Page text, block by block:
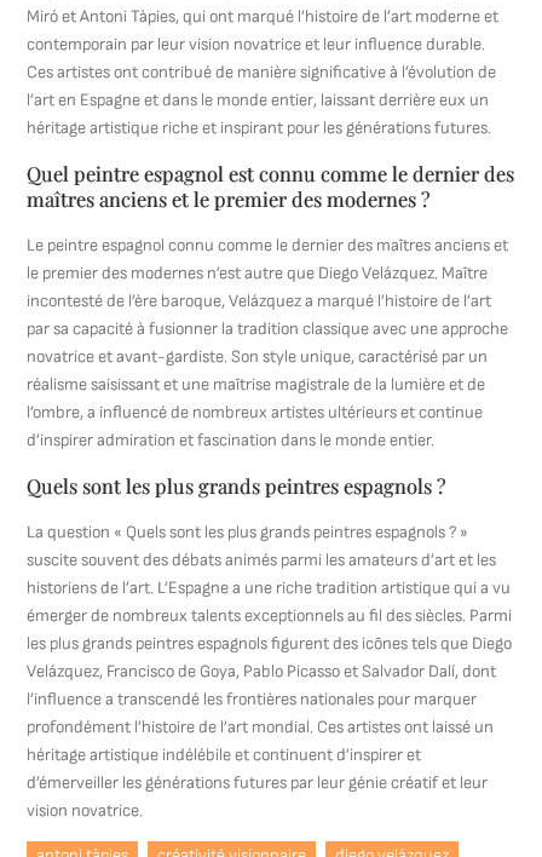
Miró et Antoni Tàpies, qui ont marqué l’histoire de l’art moderne et
contemporain par leur vision novatrice et leur influence durable.
Ces artistes ont contribué de manière significative à l’évolution de
l’art en Espagne et dans le monde entier, laissant derrière eux un
héritage artistique riche et inspirant pour les générations futures.
Quel peintre espagnol est connu comme le dernier des
maîtres anciens et le premier des modernes ?
Le peintre espagnol connu comme le dernier des maîtres anciens et
le premier des modernes n’est autre que Diego Velázquez. Maître
incontesté de l’ère baroque, Velázquez a marqué l’histoire de l’art
par sa capacité à fusionner la tradition classique avec une approche
novatrice et avant-gardiste. Son style unique, caractérisé par un
réalisme saisissant et une maîtrise magistrale de la lumière et de
l’ombre, a influencé de nombreux artistes ultérieurs et continue
d’inspirer admiration et fascination dans le monde entier.
Quels sont les plus grands peintres espagnols ?
La question « Quels sont les plus grands peintres espagnols ? »
suscite souvent des débats animés parmi les amateurs d’art et les
historiens de l’art. L’Espagne a une riche tradition artistique qui a vu
émerger de nombreux talents exceptionnels au fil des siècles. Parmi
les plus grands peintres espagnols figurent des icônes tels que Diego
Velázquez, Francisco de Goya, Pablo Picasso et Salvador Dalí, dont
l’influence a transcendé les frontières nationales pour marquer
profondément l’histoire de l’art mondial. Ces artistes ont laissé un
héritage artistique indélébile et continuent d’inspirer et
d’émerveiller les générations futures par leur génie créatif et leur
vision novatrice.